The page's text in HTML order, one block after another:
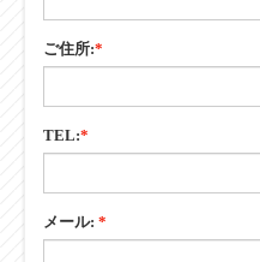
ご住所:*
TEL:*
メール: *